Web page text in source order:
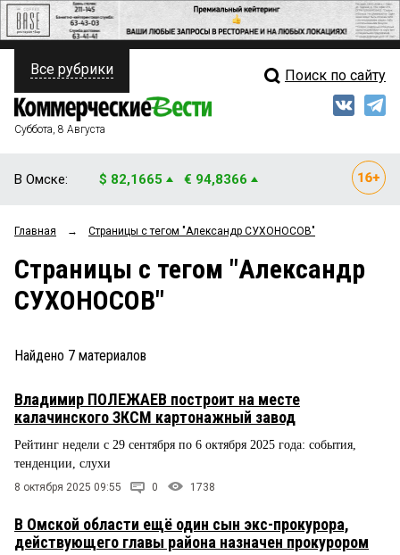
ПОЛИТИКА
ФИНАНСЫ
ОБЩЕСТВО
ЗАКОН
ПРОИСШЕСТВИЯ
СТИЛЬ ЖИЗНИ
Свежий выпуск
Мнения
Рейтинги
Все рубрики Поиск по сайту
Суббота, 8 Августа
В Омске: $ 82,1665 € 94,8366
Главная → Страницы c тегом "Александр СУХОНОСОВ"
Страницы c тегом "Александр
СУХОНОСОВ"
Найдено 7 материалов
Владимир ПОЛЕЖАЕВ построит на месте
калачинского ЗКСМ картонажный завод
Рейтинг недели с 29 сентября по 6 октября 2025 года: события,
тенденции, слухи
8 октября 2025 09:55 0 1738
В Омской области ещё один сын экс-прокурора,
действующего главы района назначен прокурором